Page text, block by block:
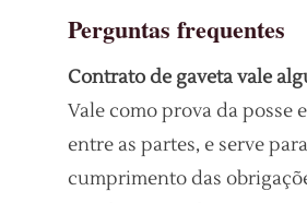
Perguntas frequentes
Contrato de gaveta vale
Vale como prova da posse
entre as partes, e serve
cumprimento das